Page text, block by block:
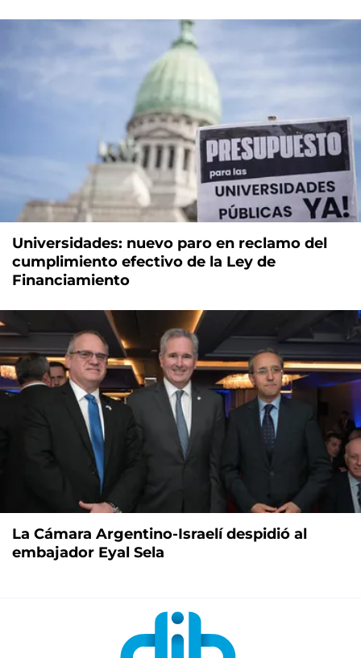
Universidades: nuevo paro en reclamo del
cumplimiento efectivo de la Ley de
Financiamiento
La Cámara Argentino-Israelí despidió al
embajador Eyal Sela